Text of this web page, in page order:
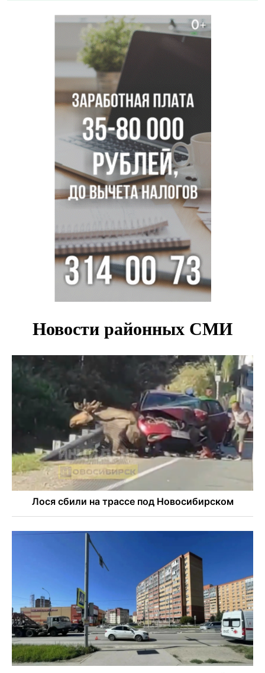
В Новосибирске врачи прооперировали 25 тысяч
пациентов с катарактой
Знаменитый орангутан Бату отметил юбилей в
новосибирском зоопарке
Новосибирские хирурги спасли сердце восьмиклассницы
с донорским клапаном